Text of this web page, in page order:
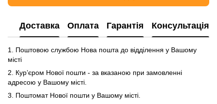
Доставка Оплата Гарантія Консультація
1. Поштовою службою Нова пошта до відділення у Вашому
місті
2. Кур’єром Нової пошти - за вказаною при замовленні
адресою у Вашому місті.
3. Поштомат Нової пошти у Вашому місті.